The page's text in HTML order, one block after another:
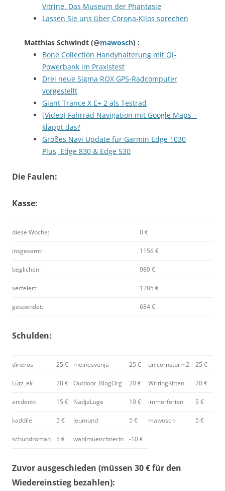
Vitrine. Das Museum der Phantasie
Lassen Sie uns über Corona-Kilos sprechen
Matthias Schwindt (@mawosch) :
Bone Collection Handyhalterung mit Qi-
Powerbank im Praxistest
Drei neue Sigma ROX GPS-Radcomputer
vorgestellt
Giant Trance X E+ 2 als Testrad
[Video] Fahrrad Navigation mit Google Maps –
klappt das?
Großes Navi Update für Garmin Edge 1030
Plus, Edge 830 & Edge 530
Die Faulen:
Kasse:
diese Woche: 0 €
insgesamt: 1156 €
beglichen: 980 €
verfeiert: 1285 €
gespendet: 684 €
Schulden:
dineros 25 € meinesvenja 25 € unicornstorm2 25 €
Lutz_ek 20 € Outdoor_BlogOrg 20 € WritingKitten 20 €
anidenkt 15 € NadjaLuge 10 € immerferien 5 €
kaddile 5 € leumund 5 € mawosch 5 €
schundroman 5 € wahlmuenchnerin -10 €
Zuvor ausgeschieden (müssen 30 € für den
Wiedereinstieg bezahlen):